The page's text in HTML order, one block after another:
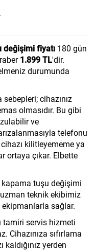
değişimi fiyatı 180 gün
1.899 TL'dir.
durumunda
cihazınız
olmasıdır. Bu gibi
ve
telefonu
kilitleyememe ya
ortaya çıkar. Elbette
tuşu değişimi
teknik ekibimiz
sağlar.
tamiri servis hizmeti
Cihazınıza sıfırlama
kaldığınız yerden